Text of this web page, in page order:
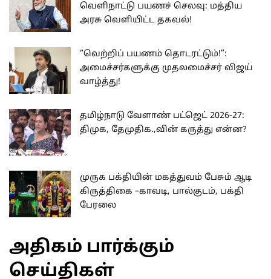
வெளிநாட்டு பயணச் செலவு: மத்திய
அரசு வெளியிட்ட தகவல்!
“வெற்றிப் பயணம் தொடரட்டும்!”:
அமைச்சர்களுக்கு முதலமைச்சர் விஜய்
வாழ்த்து!
தமிழ்நாடு வேளாண் பட்ஜெட் 2026-27:
திமுக, தேமுதிக.,வின் கருத்து என்ன?
முருக பக்தியின் மகத்துவம் பேசும் ஆடி
கிருத்திகை –காவடி, பால்குடம், பக்தி
பேரலை
அதிகம் பார்க்கும்
செய்திகள்